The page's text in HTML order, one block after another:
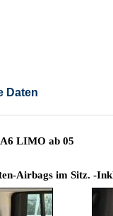
Daten
LIMO ab 05
Airbags im Sitz. -